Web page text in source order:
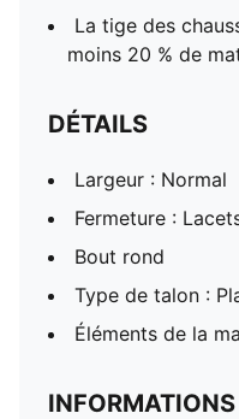
La tige des
moins 20 % de
DÉTAILS
Largeur : Normal
Fermeture :
Bout rond
Type de talon :
Éléments de la